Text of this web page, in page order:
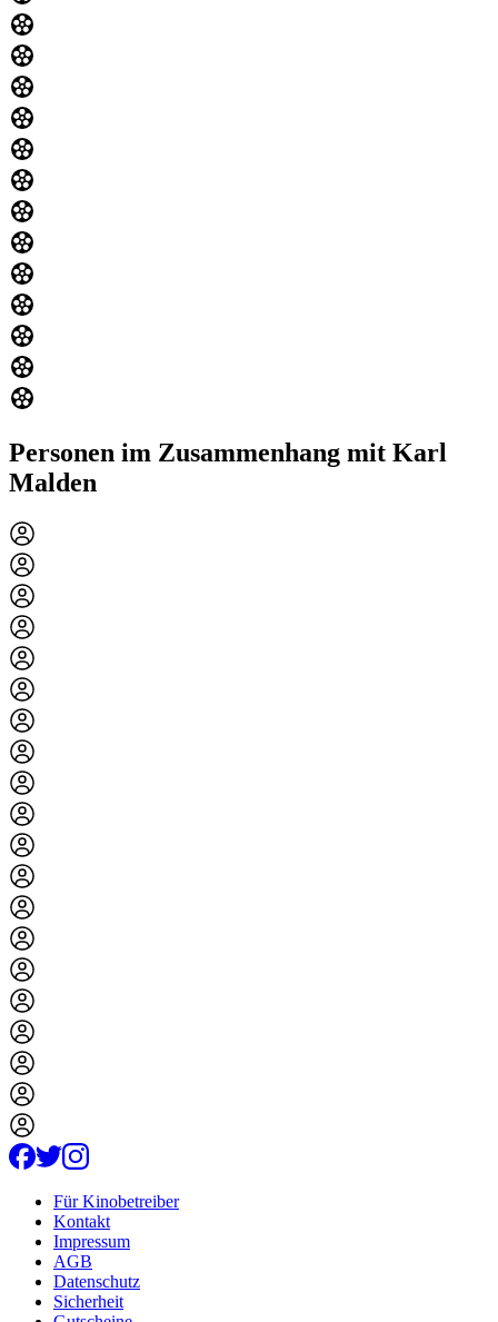
Personen im Zusammenhang mit Karl
Malden
Für Kinobetreiber
Kontakt
Impressum
AGB
Datenschutz
Sicherheit